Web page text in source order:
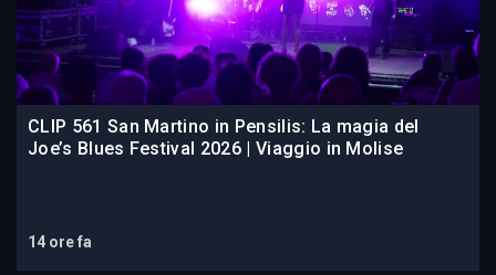
CLIP 561 San Martino in Pensilis: La magia del
Joe’s Blues Festival 2026 | Viaggio in Molise
14 ore fa